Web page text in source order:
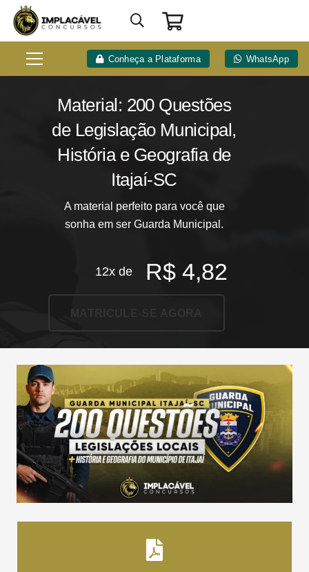
Conheça a Plataforma WhatsApp
Material: 200 Questões
de Legislação Municipal,
História e Geografia de
Itajaí-SC
A material perfeito para você que
sonha em ser Guarda Municipal.
12x de R$4,82